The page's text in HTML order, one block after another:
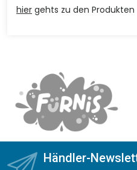
hier gehts zu den Produkten
Händler-